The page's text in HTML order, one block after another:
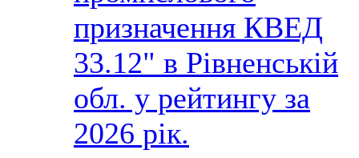
призначення КВЕД
33.12" в Рівненській
обл. у рейтингу за
2026 рік.